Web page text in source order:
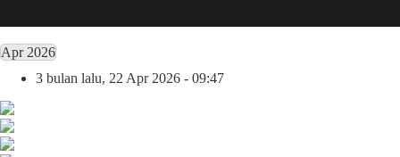
Apr 2026
3 bulan lalu, 22 Apr 2026 - 09:47